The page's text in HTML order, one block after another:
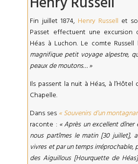
Fin juillet 1874, Henry Russell et
Passet effectuent une excursion
Héas à Luchon. Le comte Russell
magnifique petit voyage alpestre,
peaux de moutons… »
Ils passent la nuit à Héas, à l’Hôtel
Chapelle.
Dans ses « Souvenirs d’un
raconte : « Après un excellent dîner
nous partîmes le matin [30 juillet],
vivres et par un temps irréprochable,
des Aiguillous [Hourquette de